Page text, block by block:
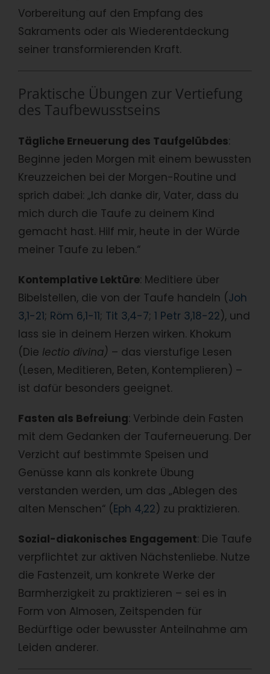
Vorbereitung auf den Empfang des
Sakraments oder als Wiederentdeckung
seiner transformierenden Kraft.
Praktische Übungen zur Vertiefung
des Taufbewusstseins
Tägliche Erneuerung des Taufgelübdes:
Beginne jeden Morgen mit einem bewussten
Kreuzzeichen bei der Morgen-Routine und
sprich dabei: „Ich danke dir, Vater, dass du
mich durch die Taufe zu deinem Kind
gemacht hast. Hilf mir, heute in der Würde
meiner Taufe zu leben.“
Kontemplative Lektüre: Meditiere über
Bibelstellen, die von der Taufe handeln (Joh
3,1-21; Röm 6,1-11; Tit 3,4-7; 1 Petr 3,18-22), und
lass sie in deinem Herzen wirken. Khokum
(Die lectio divina) – das vierstufige Lesen
(Lesen, Meditieren, Beten, Kontemplieren) –
ist dafür besonders geeignet.
Fasten als Befreiung: Verbinde dein Fasten
mit dem Gedanken der Tauferneuerung. Der
Verzicht auf bestimmte Speisen und
Genüsse kann als konkrete Übung
verstanden werden, um das „Ablegen des
alten Menschen“ (Eph 4,22) zu praktizieren.
Sozial-diakonisches Engagement: Die Taufe
verpflichtet zur aktiven Nächstenliebe. Nutze
die Fastenzeit, um konkrete Werke der
Barmherzigkeit zu praktizieren – sei es in
Form von Almosen, Zeitspenden für
Bedürftige oder bewusster Anteilnahme am
Leiden anderer.